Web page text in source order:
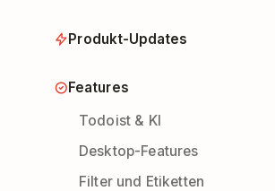
Produkt-Updates
Features
Todoist & KI
Desktop-Features
Filter und Etiketten